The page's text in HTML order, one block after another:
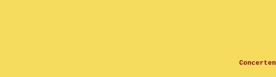
Concerten